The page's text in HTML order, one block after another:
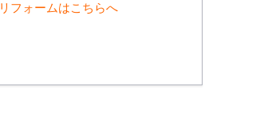
リフォームはこちらへ